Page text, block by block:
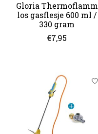
Gloria Thermoflamm
los gasflesje 600 ml /
330 gram
€7,95